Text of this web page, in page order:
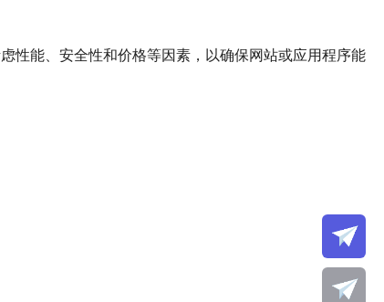
性能、安全性和价格等因素，以确保网站或应用程序能